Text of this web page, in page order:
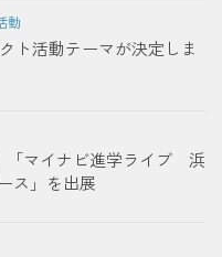
動
ト活動テーマが決定しま
「マイナビ進学ライブ 浜
ス」を出展